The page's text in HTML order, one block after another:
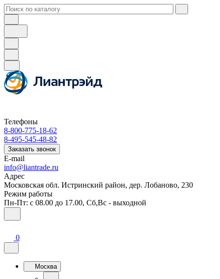
Телефоны
8-800-775-18-62
8-495-545-48-82
Заказать звонок
E-mail
info@liantrade.ru
Адрес
Московская обл. Истринский район, дер. Лобаново, 230
Режим работы
Пн-Пт: c 08.00 до 17.00, Cб,Вс - выходной
0
Москва